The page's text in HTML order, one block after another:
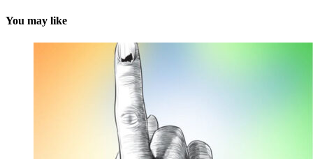
You may like